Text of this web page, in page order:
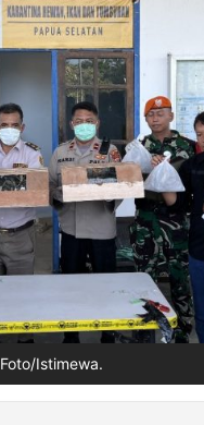
Foto/Istimewa.